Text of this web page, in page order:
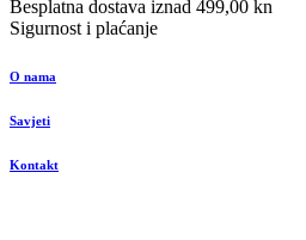
Besplatna dostava iznad 499,00 kn
Sigurnost i plaćanje
O nama
Savjeti
Kontakt